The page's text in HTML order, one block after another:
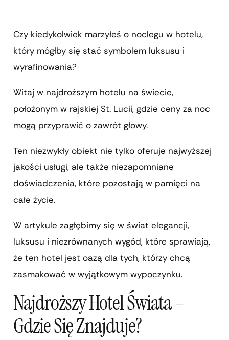
Czy kiedykolwiek marzyłeś o noclegu w hotelu,
który mógłby się stać symbolem luksusu i
wyrafinowania?
Witaj w najdroższym hotelu na świecie,
położonym w rajskiej St. Lucii, gdzie ceny za noc
mogą przyprawić o zawrót głowy.
Ten niezwykły obiekt nie tylko oferuje najwyższej
jakości usługi, ale także niezapomniane
doświadczenia, które pozostają w pamięci na
całe życie.
W artykule zagłębimy się w świat elegancji,
luksusu i niezrównanych wygód, które sprawiają,
że ten hotel jest oazą dla tych, którzy chcą
zasmakować w wyjątkowym wypoczynku.
Najdroższy Hotel Świata –
Gdzie Się Znajduje?